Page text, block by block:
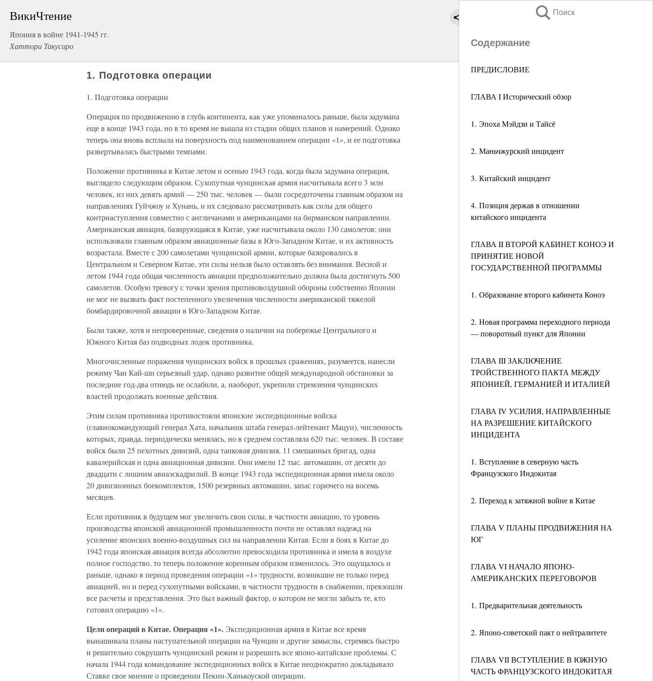
ВикиЧтение
Япония в войне 1941-1945 гг.
Хаттори Такусиро
Поиск
Содержание
ПРЕДИСЛОВИЕ
ГЛАВА I Исторический обзор
1. Эпоха Мэйдзи и Тайсё
2. Маньчжурский инцидент
3. Китайский инцидент
4. Позиция держав в отношении
китайского инцидента
ГЛАВА II ВТОРОЙ КАБИНЕТ КОНОЭ И
ПРИНЯТИЕ НОВОЙ
ГОСУДАРСТВЕННОЙ ПРОГРАММЫ
1. Образование второго кабинета Коноэ
2. Новая программа переходного периода
— поворотный пункт для Японии
ГЛАВА III ЗАКЛЮЧЕНИЕ
ТРОЙСТВЕННОГО ПАКТА МЕЖДУ
ЯПОНИЕЙ, ГЕРМАНИЕЙ И ИТАЛИЕЙ
ГЛАВА IV УСИЛИЯ, НАПРАВЛЕННЫЕ
НА РАЗРЕШЕНИЕ КИТАЙСКОГО
ИНЦИДЕНТА
1. Вступление в северную часть
Французского Индокитая
2. Переход к затяжной войне в Китае
ГЛАВА V ПЛАНЫ ПРОДВИЖЕНИЯ НА
ЮГ
ГЛАВА VI НАЧАЛО ЯПОНО-
АМЕРИКАНСКИХ ПЕРЕГОВОРОВ
1. Предварительная деятельность
2. Японо-советский пакт о нейтралитете
ГЛАВА VII ВСТУПЛЕНИЕ В ЮЖНУЮ
ЧАСТЬ ФРАНЦУЗСКОГО ИНДОКИТАЯ
1. Подготовка операции
1. Подготовка операции
Операция по продвижению в глубь континента, как уже упоминалось раньше, была задумана
еще в конце 1943 года, но в то время не вышла из стадии общих планов и намерений. Однако
теперь она вновь всплыла на поверхность под наименованием операции «1», и ее подготовка
развертывалась быстрыми темпами.
Положение противника в Китае летом и осенью 1943 года, когда была задумана операция,
выглядело следующим образом. Сухопутная чунцинская армия насчитывала всего 3 млн
человек, из них девять армий — 250 тыс. человек — были сосредоточены главным образом на
направлениях Гуйчжоу и Хунань, и их следовало рассматривать как силы для общего
контрнаступления совместно с англичанами и американцами на бирманском направлении.
Американская авиация, базирующаяся в Китае, уже насчитывала около 130 самолетов; они
использовали главным образом авиационные базы в Юго-Западном Китае, и их активность
возрастала. Вместе с 200 самолетами чунцинской армии, которые базировались в
Центральном и Северном Китае, эти силы нельзя было оставлять без внимания. Весной и
летом 1944 года общая численность авиации предположительно должна была достигнуть 500
самолетов. Особую тревогу с точки зрения противовоздушной обороны собственно Японии
не мог не вызвать факт постепенного увеличения численности американской тяжелой
бомбардировочной авиации в Юго-Западном Китае.
Были также, хотя и непроверенные, сведения о наличии на побережье Центрального и
Южного Китая баз подводных лодок противника.
Многочисленные поражения чунцинских войск в прошлых сражениях, разумеется, нанесли
режиму Чан Кай-ши серьезный удар, однако развитие общей международной обстановки за
последние год-два отнюдь не ослабили, а, наоборот, укрепили стремления чунцинских
властей продолжать военные действия.
Этим силам противника противостояли японские экспедиционные войска
(главнокомандующий генерал Хата, начальник штаба генерал-лейтенант Мацуи), численность
которых, правда, периодически менялась, но в среднем составляла 620 тыс. человек. В составе
войск были 25 пехотных дивизий, одна танковая дивизия, 11 смешанных бригад, одна
кавалерийская и одна авиационная дивизии. Они имели 12 тыс. автомашин, от десяти до
двадцати с лишним авиаэскадрилий. В конце 1943 года экспедиционная армия имела около
20 дивизионных боекомплектов, 1500 резервных автомашин, запас горючего на восемь
месяцев.
Если противник в будущем мог увеличить свои силы, в частности авиацию, то уровень
производства японской авиационной промышленности почти не оставлял надежд на
усиление японских военно-воздушных сил на направлении Китая. Если в боях в Китае до
1942 года японская авиация всегда абсолютно превосходила противника и имела в воздухе
полное господство, то теперь положение коренным образом изменилось. Это ощущалось и
раньше, однако в период проведения операции «1» трудности, возникшие не только перед
авиацией, но и перед сухопутными войсками, в частности трудности в снабжении, превзошли
все расчеты и представления. Это был важный фактор, о котором не могли забыть те, кто
готовил операцию «1».
Цели операций в Китае. Операция «1». Экспедиционная армия в Китае все время
вынашивала планы наступательной операции на Чунцин и другие замыслы, стремясь быстро
и решительно сокрушить чунцинский режим и разрешить все японо-китайские проблемы. С
начала 1944 года командование экспедиционных войск в Китае неоднократно докладывало
Ставке свое мнение о проведении Пекин-Ханькоуской операции.